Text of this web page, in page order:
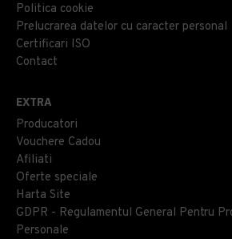
Politica cookie
Prelucrarea datelor cu caracter personal
Certificari ISO
Contact
EXTRA
Producatori
Vouchere Cadou
Afiliati
Oferte speciale
Harta Site
GDPR - Regulamentul General Pentru
Personale